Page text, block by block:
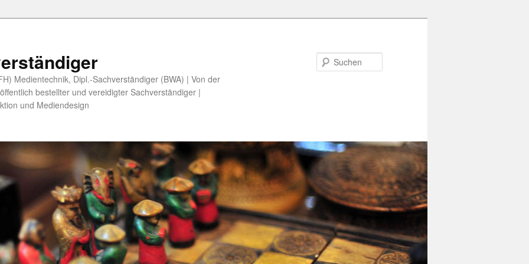
Medientechnik, Dipl.-Sachverständiger (BWA) | Von der
bestellter und vereidigter Sachverständiger |
und Mediendesign